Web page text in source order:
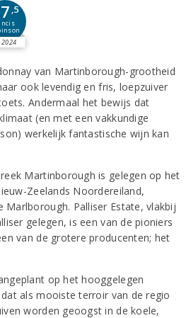
,5
2024
van Martinborough-grootheid
ook levendig en fris, loepzuiver
Andermaal het bewijs dat
(en met een vakkundige
werkelijk fantastische wijn kan
Martinborough is gelegen op het
Zeelands Noordereiland,
Palliser Estate, vlakbij
gelegen, is een van de pioniers
van de grotere producenten; het
op het hooggelegen
als mooiste terroir van de regio
worden geoogst in de koele,